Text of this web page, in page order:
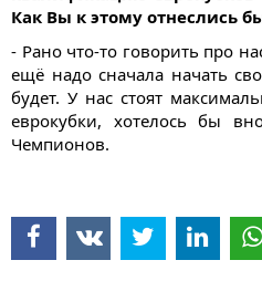
Как Вы к этому отнеслись
- Рано что-то говорить про
ещё надо сначала начать
будет. У нас стоят
еврокубки, хотелось бы
Чемпионов.